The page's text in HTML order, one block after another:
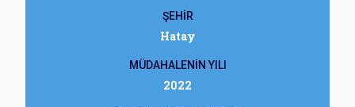
ŞEHİR
Hatay
MÜDAHALENİN YILI
2022